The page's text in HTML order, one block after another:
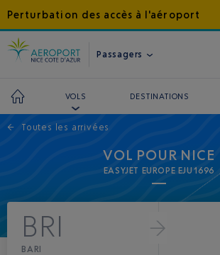
Perturbation des accès à l'aéroport
Passagers
VOLS DESTINATIONS
← Toutes les arrivées
VOL POUR NICE
EASYJET EUROPE EJU1696
BRI
BARI